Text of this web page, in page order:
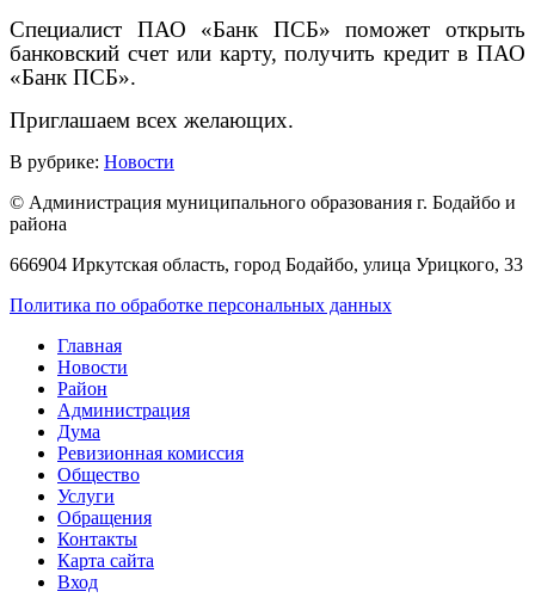
Специалист ПАО «Банк ПСБ» поможет открыть
банковский счет или карту, получить кредит в ПАО
«Банк ПСБ».
Приглашаем всех желающих.
В рубрике: Новости
© Администрация муниципального образования г. Бодайбо и
района
666904 Иркутская область, город Бодайбо, улица Урицкого, 33
Политика по обработке персональных данных
Главная
Новости
Район
Администрация
Дума
Ревизионная комиссия
Общество
Услуги
Обращения
Контакты
Карта сайта
Вход